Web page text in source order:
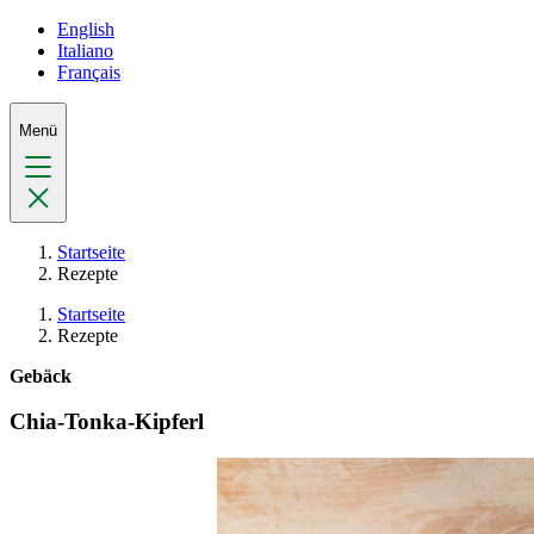
English
Italiano
Français
Menü
Startseite
Rezepte
Startseite
Rezepte
Gebäck
Chia-Tonka-Kipferl